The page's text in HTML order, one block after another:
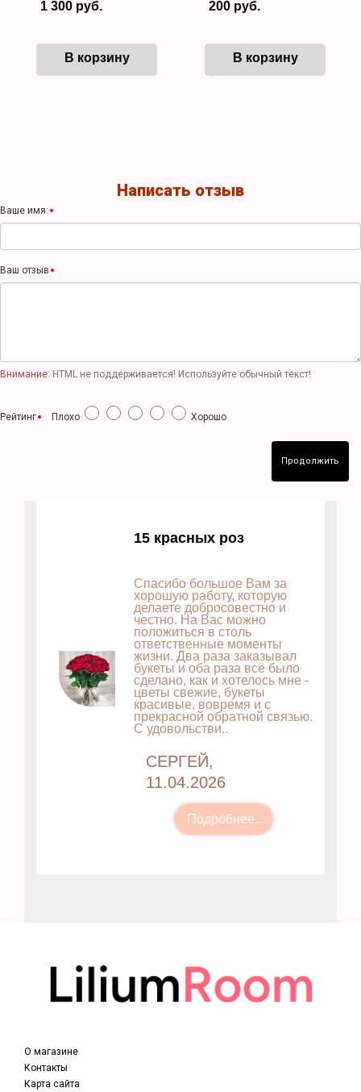
1 300 руб.
В корзину
200 руб.
В корзину
Написать отзыв
Ваше имя:
Ваш отзыв
Внимание: HTML не поддерживается! Используйте обычный текст!
Рейтинг Плохо Хорошо
Продолжить
15 красных роз
Спасибо большое Вам за
хорошую работу, которую
делаете добросовестно и
честно. На Вас можно
положиться в столь
ответственные моменты
жизни. Два раза заказывал
букеты и оба раза всё было
сделано, как и хотелось мне -
цветы свежие, букеты
красивые, вовремя и с
прекрасной обратной связью.
С удовольстви..
СЕРГЕЙ,
11.04.2026
О магазине
Контакты
Карта сайта